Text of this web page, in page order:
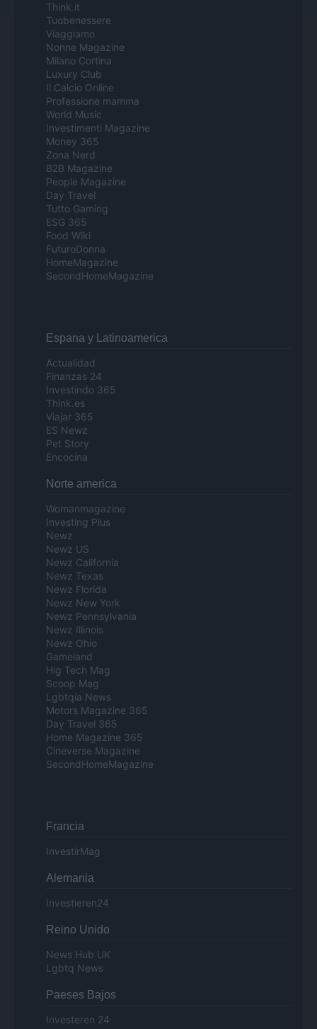
Think.it
Tuobenessere
Viaggiamo
Nonne Magazine
Milano Cortina
Luxury Club
Il Calcio Online
Professione mamma
World Music
Investimenti Magazine
Money 365
Zona Nerd
B2B Magazine
People Magazine
Day Travel
Tutto Gaming
ESG 365
Food Wiki
FuturoDonna
HomeMagazine
SecondHomeMagazine
Espana y Latinoamerica
Actualidad
Finanzas 24
Investindo 365
Think.es
Viajar 365
ES Newz
Pet Story
Encocina
Norte america
Womanmagazine
Investing Plus
Newz
Newz US
Newz California
Newz Texas
Newz Florida
Newz New York
Newz Pennsylvania
Newz Illinois
Newz Ohio
Gameland
Hig Tech Mag
Scoop Mag
Lgbtqia News
Motors Magazine 365
Day Travel 365
Home Magazine 365
Cineverse Magazine
SecondHomeMagazine
Francia
InvestirMag
Alemania
Investieren24
Reino Unido
News Hub UK
Lgbtq News
Paeses Bajos
Investeren 24